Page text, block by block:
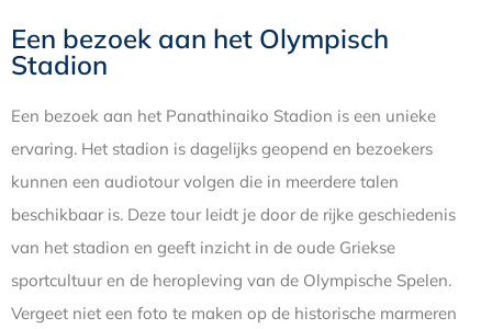
Een bezoek aan het Olympisch
Stadion
Een bezoek aan het Panathinaiko Stadion is een unieke
ervaring. Het stadion is dagelijks geopend en bezoekers
kunnen een audiotour volgen die in meerdere talen
beschikbaar is. Deze tour leidt je door de rijke geschiedenis
van het stadion en geeft inzicht in de oude Griekse
sportcultuur en de heropleving van de Olympische Spelen.
Vergeet niet een foto te maken op de historische marmeren